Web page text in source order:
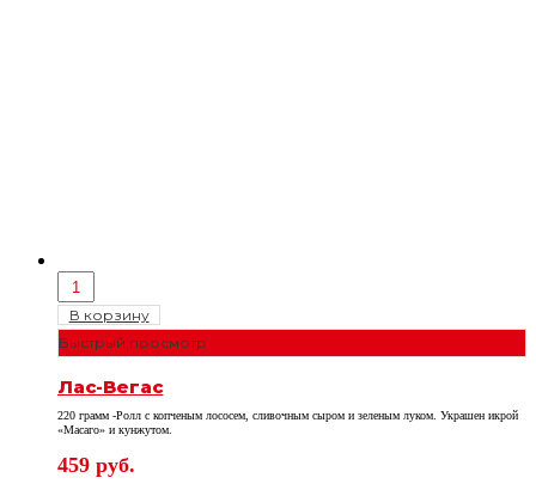
В корзину
Быстрый просмотр
Лас-Вегас
220 грамм -Ролл с копченым лососем, сливочным сыром и зеленым луком. Украшен икрой
«Масаго» и кунжутом.
459 руб.